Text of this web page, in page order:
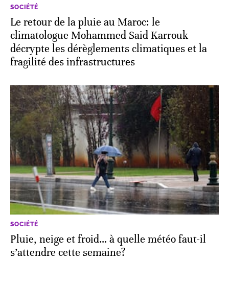
SOCIÉTÉ
Le retour de la pluie au Maroc: le
climatologue Mohammed Said Karrouk
décrypte les dérèglements climatiques et la
fragilité des infrastructures
SOCIÉTÉ
Pluie, neige et froid… à quelle météo faut-il
s’attendre cette semaine?